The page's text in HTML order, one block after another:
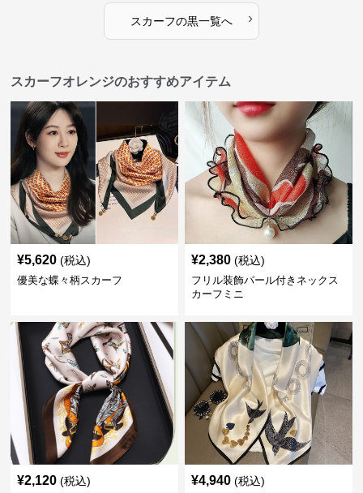
スカーフの黒一覧へ ›
スカーフオレンジのおすすめアイテム
¥5,620 (税込)
優美な蝶々柄スカーフ
¥2,380 (税込)
フリル装飾パール付きネックス
カーフミニ
¥2,120 (税込) ¥4,940 (税込)